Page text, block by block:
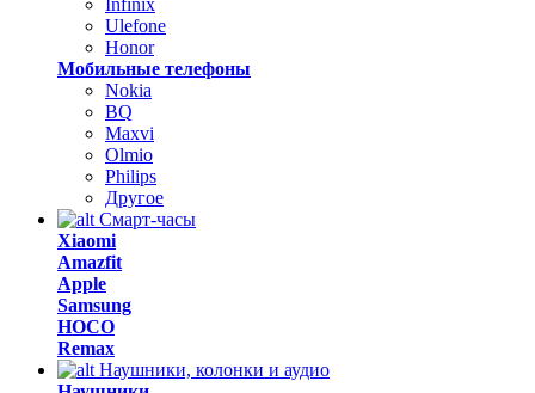
Infinix
Ulefone
Honor
Мобильные телефоны
Nokia
BQ
Maxvi
Olmio
Philips
Другое
Смарт-часы
Xiaomi
Amazfit
Apple
Samsung
HOCO
Remax
Наушники, колонки и аудио